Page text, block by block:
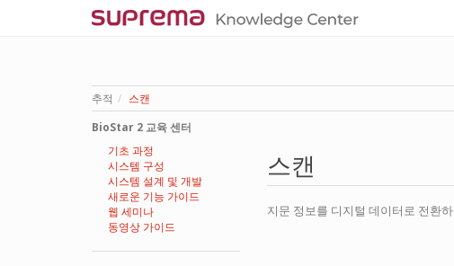
추적
스캔
BioStar 2 교육 센터
기초 과정
시스템 구성
시스템 설계 및 개발
새로운 기능 가이드
웹 세미나
동영상 가이드
스캔
지문 정보를 디지털 데이터로 전환